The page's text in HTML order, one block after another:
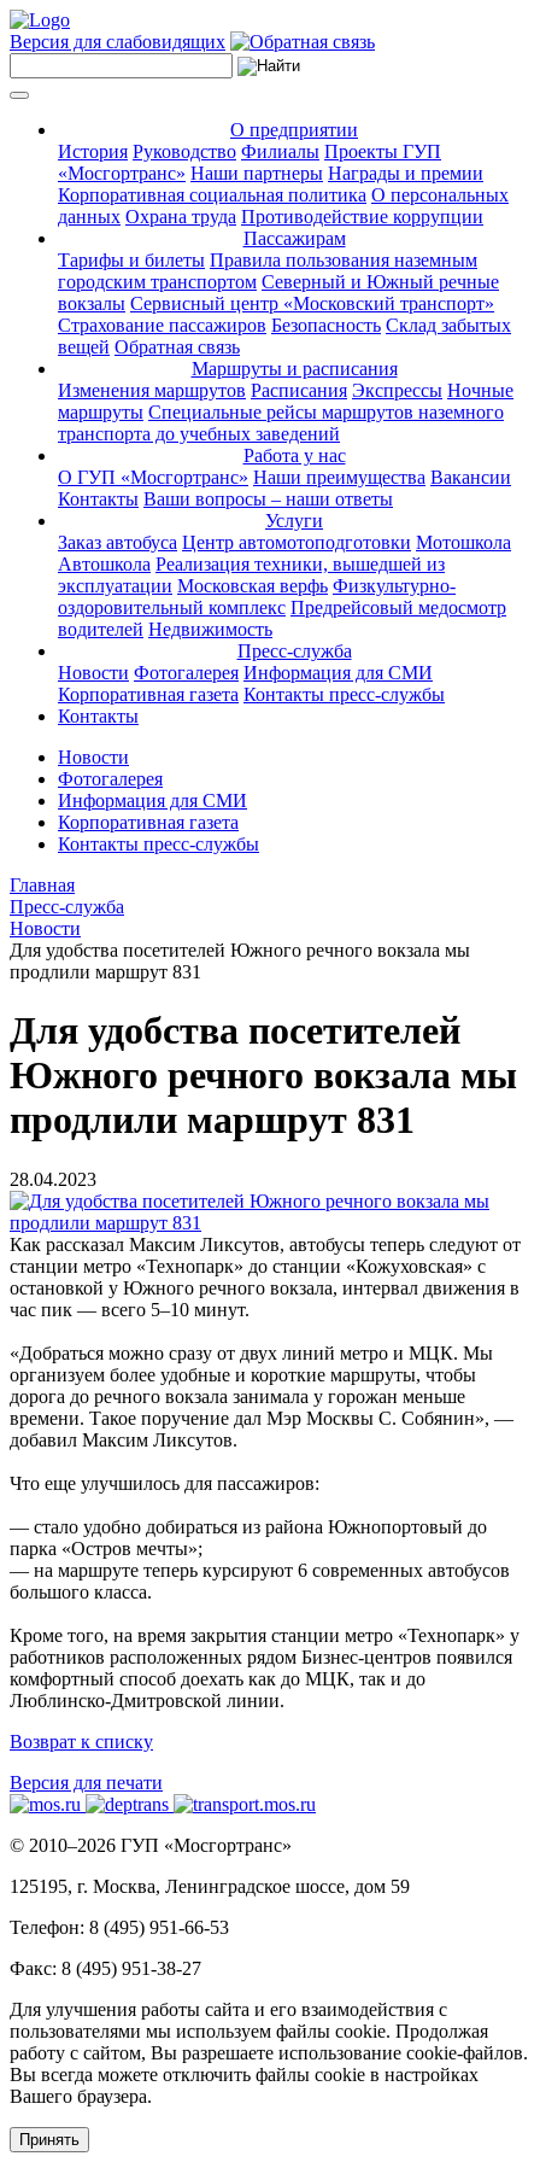
Версия для слабовидящих
О предприятии
История Руководство Филиалы Проекты ГУП
«Мосгортранс» Наши партнеры Награды и премии
Корпоративная социальная политика О персональных
данных Охрана труда Противодействие коррупции
Пассажирам
Тарифы и билеты Правила пользования наземным
городским транспортом Северный и Южный речные
вокзалы Сервисный центр «Московский транспорт»
Страхование пассажиров Безопасность Склад забытых
вещей Обратная связь
Маршруты и расписания
Изменения маршрутов Расписания Экспрессы Ночные
маршруты Специальные рейсы маршрутов наземного
транспорта до учебных заведений
Работа у нас
О ГУП «Мосгортранс» Наши преимущества Вакансии
Контакты Ваши вопросы – наши ответы
Услуги
Заказ автобуса Центр автомотоподготовки Мотошкола
Автошкола Реализация техники, вышедшей из
эксплуатации Московская верфь Физкультурно-
оздоровительный комплекс Предрейсовый медосмотр
водителей Недвижимость
Пресс-служба
Новости Фотогалерея Информация для СМИ
Корпоративная газета Контакты пресс-службы
Контакты
Новости
Фотогалерея
Информация для СМИ
Корпоративная газета
Контакты пресс-службы
Главная
Пресс-служба
Новости
Для удобства посетителей Южного речного вокзала мы
продлили маршрут 831
Для удобства посетителей
Южного речного вокзала мы
продлили маршрут 831
28.04.2023
Как рассказал Максим Ликсутов, автобусы теперь следуют от
станции метро «Технопарк» до станции «Кожуховская» с
остановкой у Южного речного вокзала, интервал движения в
час пик — всего 5–10 минут.
«Добраться можно сразу от двух линий метро и МЦК. Мы
организуем более удобные и короткие маршруты, чтобы
дорога до речного вокзала занимала у горожан меньше
времени. Такое поручение дал Мэр Москвы С. Собянин», —
добавил Максим Ликсутов.
Что еще улучшилось для пассажиров:
— стало удобно добираться из района Южнопортовый до
парка «Остров мечты»;
— на маршруте теперь курсируют 6 современных автобусов
большого класса.
Кроме того, на время закрытия станции метро «Технопарк» у
работников расположенных рядом Бизнес-центров появился
комфортный способ доехать как до МЦК, так и до
Люблинско-Дмитровской линии.
Возврат к списку
Версия для печати
© 2010–2026 ГУП «Мосгортранс»
125195, г. Москва, Ленинградское шоссе, дом 59
Телефон: 8 (495) 951-66-53
Факс: 8 (495) 951-38-27
Для улучшения работы сайта и его взаимодействия с
пользователями мы используем файлы cookie. Продолжая
работу с сайтом, Вы разрешаете использование cookie-файлов.
Вы всегда можете отключить файлы cookie в настройках
Вашего браузера.
Принять